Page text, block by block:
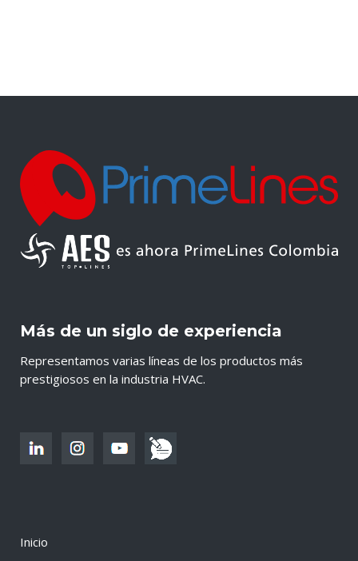
Más de un siglo de experiencia
Representamos varias líneas de los productos más
prestigiosos en la industria HVAC.
Inicio